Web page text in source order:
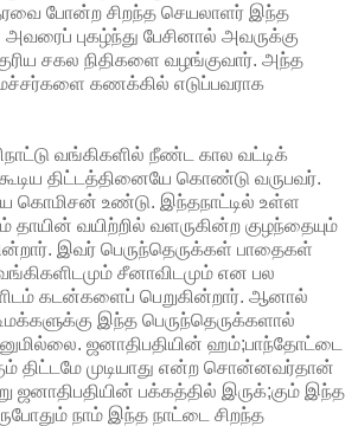
போன்ற சிறந்த செயலாளர் இந்த
புகழ்ந்து பேசினால் அவருக்கு
சகல நிதிகளை வழங்குவார். அந்த
கணக்கில் எடுப்பவராக
வங்கிகளில் நீண்ட கால வட்டிக்
திட்டத்தினையே கொண்டு வருபவர்.
கொமிசன் உண்டு. இந்தநாட்டில் உள்ள
தாயின் வயிற்றில் வளருகின்ற குழந்தையும்
இவர் பெருந்தெருக்கள் பாதைகள்
சீனாவிடமும் என பல
கடன்களைப் பெறுகின்றார். ஆனால்
இந்த பெருந்தெருக்களால்
ஜனாதிபதியின் ஹம்;பாந்தோட்டை
திட்டமே முடியாது என்ற சொன்னவர்தான்
ஜனாதிபதியின் பக்கத்தில் இருக்;கும் இந்த
நாம் இந்த நாட்டை சிறந்த